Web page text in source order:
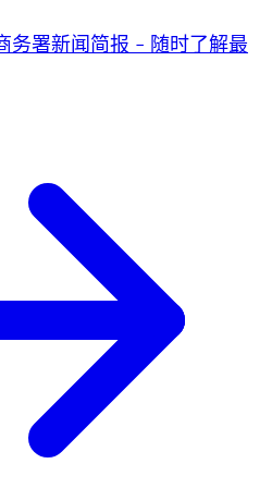
务署新闻简报 - 随时了解最